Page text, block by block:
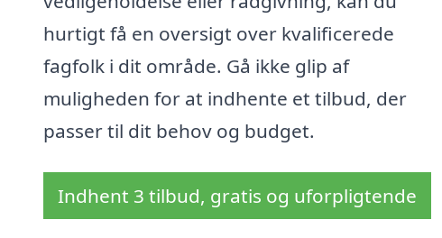
hurtigt få en oversigt over kvalificerede
fagfolk i dit område. Gå ikke glip af
muligheden for at indhente et tilbud, der
passer til dit behov og budget.
Indhent 3 tilbud, gratis og uforpligtende